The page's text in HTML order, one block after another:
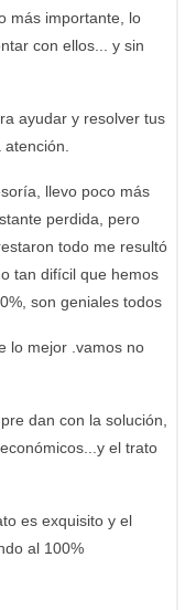
más importante, lo
con ellos... y sin
ayudar y resolver tus
llevo poco más
perdida, pero
todo me resultó
tan difícil que hemos
son geniales todos
lo mejor .vamos no
dan con la solución,
el trato
es exquisito y el
al 100%